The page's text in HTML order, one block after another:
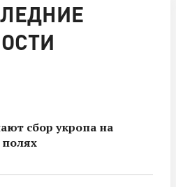
сбор укропа на